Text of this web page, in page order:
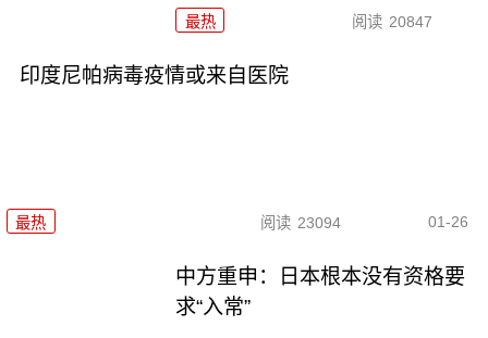
最热 阅读 20847
印度尼帕病毒疫情或来自医院
最热 阅读 23094 01-26
中方重申：日本根本没有资格要
求“入常”